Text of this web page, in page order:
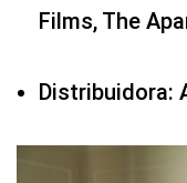
Films, The
Distribuidora: